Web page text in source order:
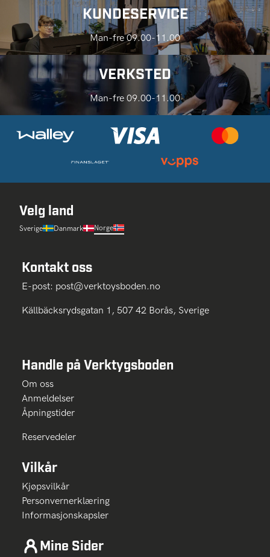
KUNDESERVICE
Man-fre 09.00-11.00
VERKSTED
Man-fre 09.00-11.00
Velg land
Sverige Danmark Norge
Kontakt oss
E-post: post@verktoysboden.no
Källbäcksrydsgatan 1, 507 42 Borås, Sverige
Handle på Verktygsboden
Om oss
Anmeldelser
Åpningstider
Reservedeler
Vilkår
Kjøpsvilkår
Personvernerklæring
Informasjonskapsler
Mine Sider